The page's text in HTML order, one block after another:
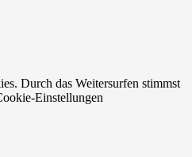
Durch das Weitersurfen stimmst
Einstellungen